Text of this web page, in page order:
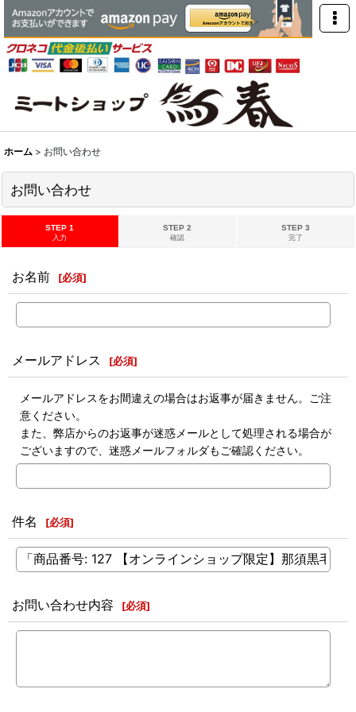
ホーム > お問い合わせ
お問い合わせ
STEP 1
入力
STEP 2
確認
STEP 3
完了
お名前 [必須]
メールアドレス [必須]
メールアドレスをお間違えの場合はお返事が届きません。ご注
意ください。
また、弊店からのお返事が迷惑メールとして処理される場合が
ございますので、迷惑メールフォルダもご確認ください。
件名 [必須]
お問い合わせ内容 [必須]